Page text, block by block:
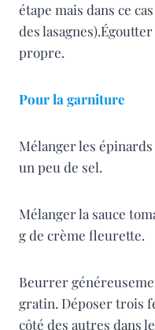
étape mais dans ce
des
propre.
Pour la garniture
Mélanger les
un peu de sel.
Mélanger la sauce
g de crème fleurette.
Beurrer
gratin. Déposer trois
côté des autres dans